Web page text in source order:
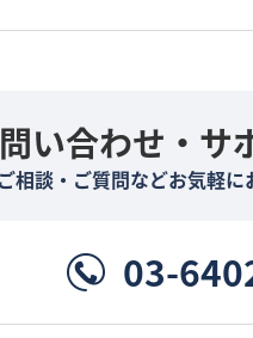
い合わせ・サ
相談・ご質問などお気軽に
03-